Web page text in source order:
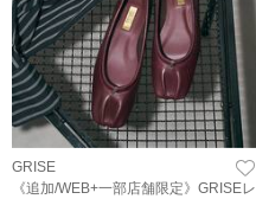
GRISE
《追加/WEB+一部店舗限定》GRISEレ